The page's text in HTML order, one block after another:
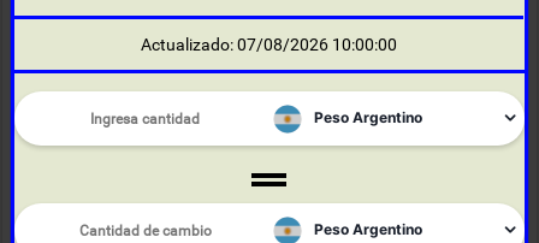
Actualizado: 07/08/2026 10:00:00